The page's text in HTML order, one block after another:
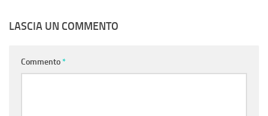
LASCIA UN COMMENTO
Commento*